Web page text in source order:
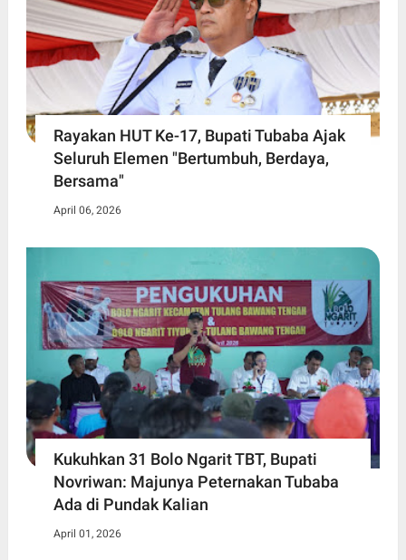
Rayakan HUT Ke-17, Bupati Tubaba Ajak
Seluruh Elemen "Bertumbuh, Berdaya,
Bersama"
April 06, 2026
Kukuhkan 31 Bolo Ngarit TBT, Bupati
Novriwan: Majunya Peternakan Tubaba
Ada di Pundak Kalian
April 01, 2026